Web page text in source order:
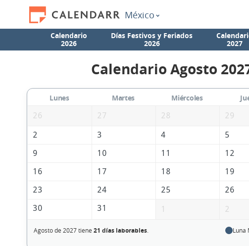
México
Calendario
2026
Días Festivos y Feriados
2026
2027
Calendario Agosto
Lunes Martes Miércoles
26
27 28 29
2 3 4 5
9
10 11 12
16
17 18 19
23
24 25 26
30
31 1 2
Agosto de 2027 tiene 21 días laborables. Luna